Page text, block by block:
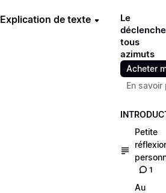
Explication de texte
Le
tous
azimuts
Acheter
En savoir
Petite
1
Au